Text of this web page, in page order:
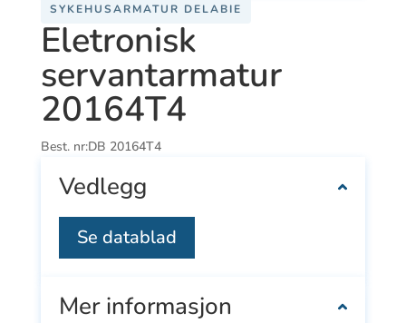
SYKEHUSARMATUR DELABIE
Eletronisk
servantarmatur
20164T4
Best. nr:DB 20164T4
Vedlegg
Se datablad
Mer informasjon